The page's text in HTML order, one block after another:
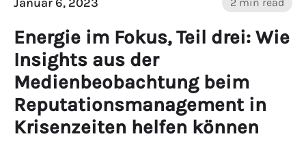
Energie im Fokus, Teil drei: Wie
Insights aus der
Medienbeobachtung beim
Reputationsmanagement in
Krisenzeiten helfen können